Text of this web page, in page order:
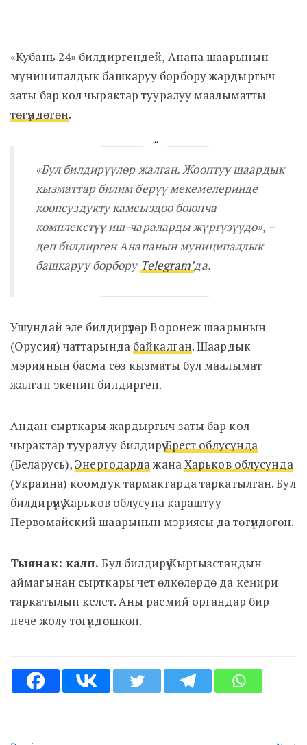
«Кубань 24» билдиргендей, Анапа шаарынын
муниципалдык башкаруу борбору жардыргыч
заты бар кол чырактар тууралуу маалыматты
төгүндөгөн.
«Бул билдирүүлөр жалган. Жооптуу шаардык
кызматтар билим берүү мекемелеринде
коопсуздукту камсыздоо боюнча
комплекстүү иш-чараларды жүргүзүүдө», –
деп билдирген Анапанын муниципалдык
башкаруу борбору Telegram’да.
Ушундай эле билдирүүлөр Воронеж шаарынын
(Орусия) чаттарында байкалган. Шаардык
мэриянын басма сөз кызматы бул маалымат
жалган экенин билдирген.
Андан сырткары жардыргыч заты бар кол
чырактар тууралуу билдирүүБрест облусунда
(Беларусь), ЭнергодардажанаХарьков облусунда
(Украина) коомдук тармактарда таркатылган. Бул
билдирүүнү Харьков облусуна караштуу
Первомайский шаарынын мэриясы да төгүндөгөн.
Тыянак: калп. Бул билдирүү Кыргызстандын
аймагынан сырткары чет өлкөлөрдө да кеңири
таркатылып келет. Аны расмий органдар бир
нече жолу төгүндөшкөн.